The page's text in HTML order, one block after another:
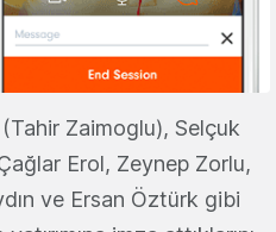
Zaimoglu), Selçuk
Erol, Zeynep Zorlu,
ve Ersan Öztürk gibi